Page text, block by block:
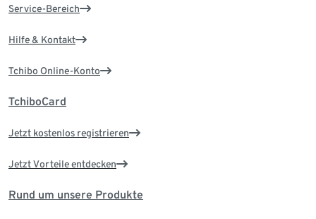
Service-Bereich
Hilfe & Kontakt
Tchibo Online-Konto
TchiboCard
Jetzt kostenlos registrieren
Jetzt Vorteile entdecken
Rund um unsere Produkte